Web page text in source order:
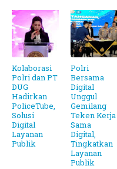
Kolaborasi
Polri dan PT
DUG
Hadirkan
PoliceTube,
Solusi
Digital
Layanan
Publik
Polri
Bersama
Digital
Unggul
Gemilang
Teken Kerja
Sama
Digital,
Tingkatkan
Layanan
Publik